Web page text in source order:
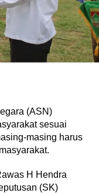
(ASN)
sesuai
masing harus
H Hendra
(SK)